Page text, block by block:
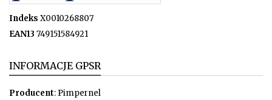
Indeks X0010268807
EAN13 749151584921
INFORMACJE GPSR
Producent: Pimpernel